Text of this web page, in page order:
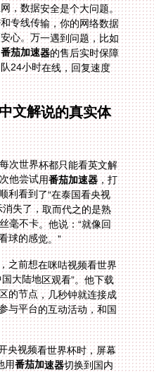
，数据安全是个大问题。
专线传输，你的网络数据
来更安心。万一遇到问题，比如
番茄加速器的售后实时保障
能帮你解决——专业的技术团队24小时在线，回复速度
文解说的真实体
次世界杯都只能看英文解
他尝试用番茄加速器，打
开央视频后，IP变成了国内，顺利看到了“在泰国看央视
频世界杯海外无法观看”的提示消失了，取而代之的是熟
悉的中文解说员声音，画面也丝毫不卡。他说：“就像回
球的感觉。”
之前想在咪咕视频看世界
大陆地区观看”。他下载
的节点，几秒钟就连接成
，还能参与平台的互动活动，和国
央视频看世界杯时，屏幕
用番茄加速器切换到国内
节点后，问题立刻解决，还能高清观看直播，甚至能回放
之前的比赛。他说：“终于不用再找各种不稳定的链接